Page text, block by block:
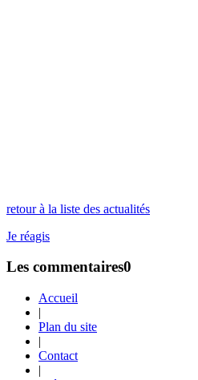
retour à la liste des actualités
Je réagis
Les commentaires0
Accueil
|
Plan du site
|
Contact
|